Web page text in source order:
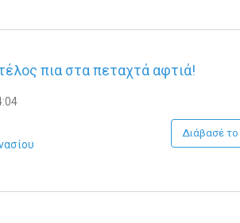
πια στα πεταχτά αφτιά!
Διάβασέ το